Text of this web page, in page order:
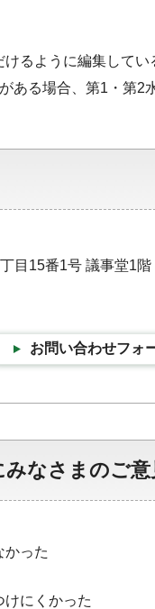
るように編集して
ある場合、第1・第2
目15番1号 議事堂1階
お問い合わせフォ
なさまのご
かった
けにくかった